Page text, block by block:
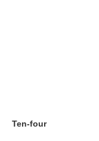
Ten-four